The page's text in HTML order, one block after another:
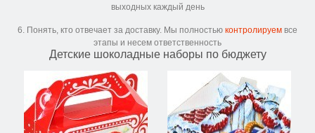
выходных каждый день
6. Понять, кто отвечает за доставку. Мы полностью контролируем все
этапы и несем ответственность
Детские шоколадные наборы по бюджету